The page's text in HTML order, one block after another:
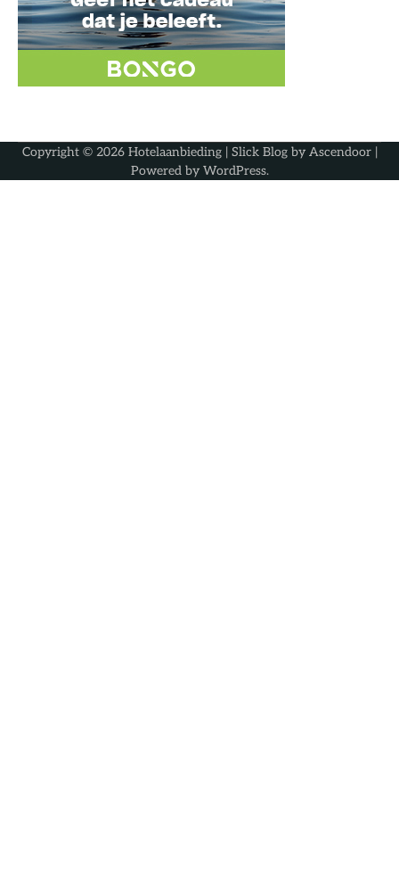
Copyright © 2026 Hotelaanbieding| Slick Blog by Ascendoor|
Powered by WordPress.